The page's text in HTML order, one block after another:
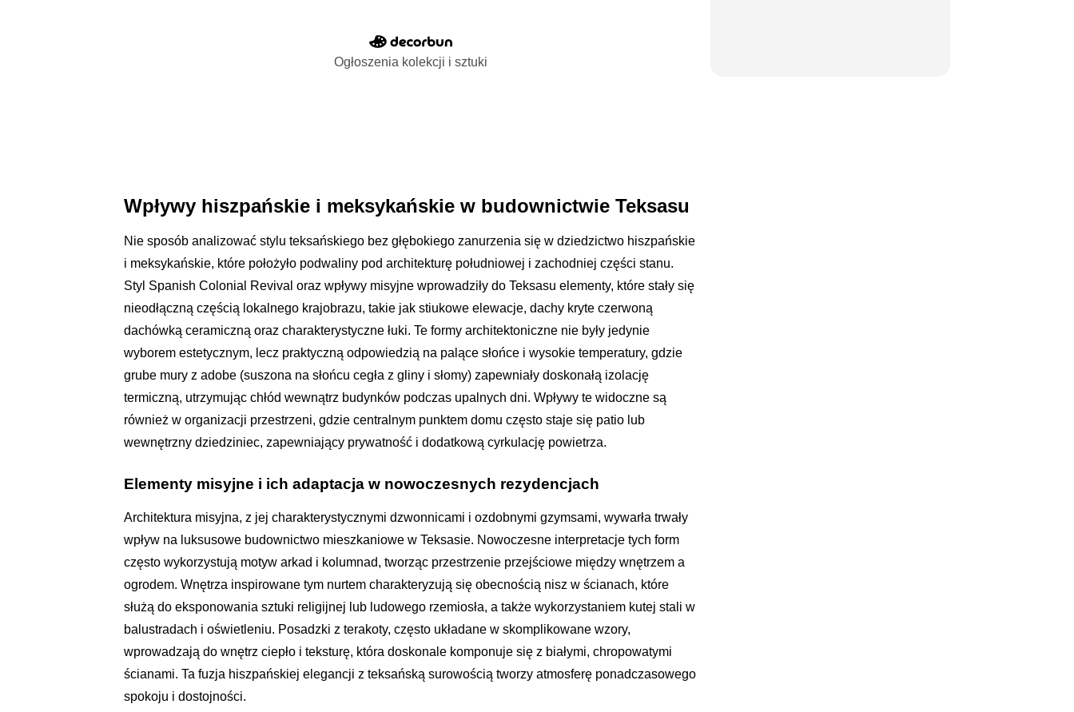
Ogłoszenia kolekcji i sztuki
Wpływy hiszpańskie i meksykańskie w budownictwie Teksasu
Nie sposób analizować stylu teksańskiego bez głębokiego zanurzenia się w dziedzictwo hiszpańskie
i meksykańskie, które położyło podwaliny pod architekturę południowej i zachodniej części stanu.
Styl Spanish Colonial Revival oraz wpływy misyjne wprowadziły do Teksasu elementy, które stały się
nieodłączną częścią lokalnego krajobrazu, takie jak stiukowe elewacje, dachy kryte czerwoną
dachówką ceramiczną oraz charakterystyczne łuki. Te formy architektoniczne nie były jedynie
wyborem estetycznym, lecz praktyczną odpowiedzią na palące słońce i wysokie temperatury, gdzie
grube mury z adobe (suszona na słońcu cegła z gliny i słomy) zapewniały doskonałą izolację
termiczną, utrzymując chłód wewnątrz budynków podczas upalnych dni. Wpływy te widoczne są
również w organizacji przestrzeni, gdzie centralnym punktem domu często staje się patio lub
wewnętrzny dziedziniec, zapewniający prywatność i dodatkową cyrkulację powietrza.
Elementy misyjne i ich adaptacja w nowoczesnych rezydencjach
Architektura misyjna, z jej charakterystycznymi dzwonnicami i ozdobnymi gzymsami, wywarła trwały
wpływ na luksusowe budownictwo mieszkaniowe w Teksasie. Nowoczesne interpretacje tych form
często wykorzystują motyw arkad i kolumnad, tworząc przestrzenie przejściowe między wnętrzem a
ogrodem. Wnętrza inspirowane tym nurtem charakteryzują się obecnością nisz w ścianach, które
służą do eksponowania sztuki religijnej lub ludowego rzemiosła, a także wykorzystaniem kutej stali w
balustradach i oświetleniu. Posadzki z terakoty, często układane w skomplikowane wzory,
wprowadzają do wnętrz ciepło i teksturę, która doskonale komponuje się z białymi, chropowatymi
ścianami. Ta fuzja hiszpańskiej elegancji z teksańską surowością tworzy atmosferę ponadczasowego
spokoju i dostojności.